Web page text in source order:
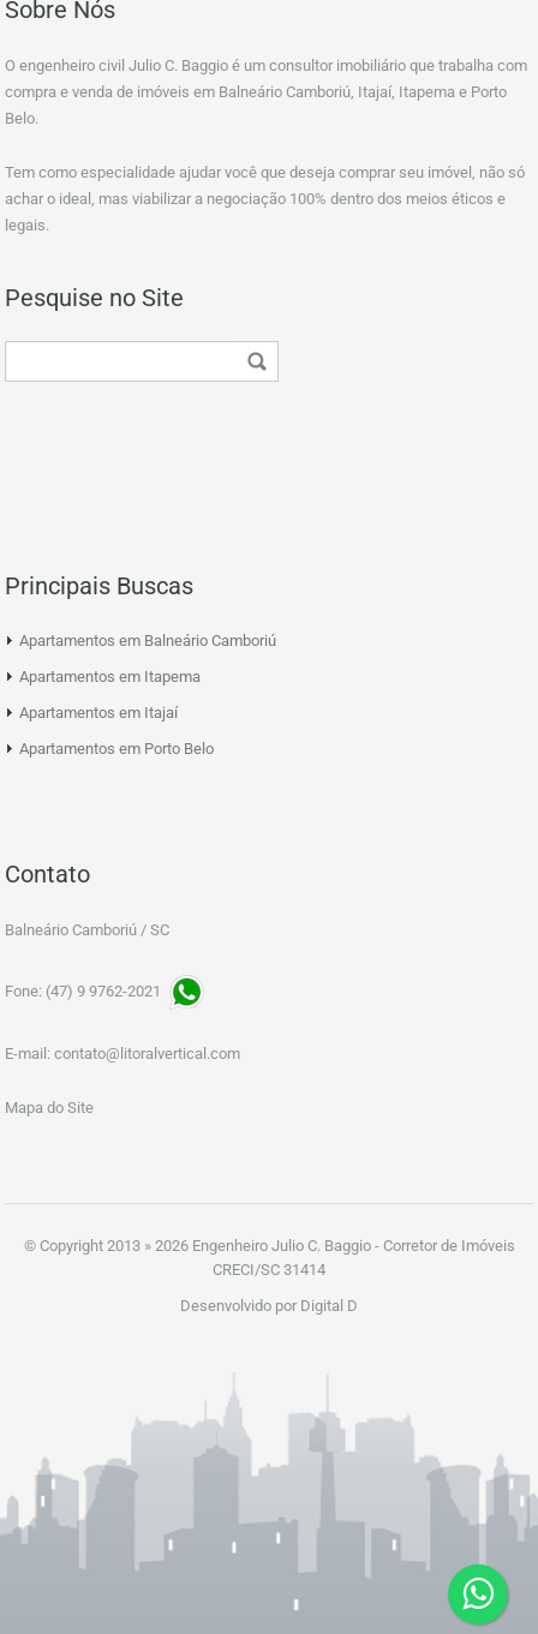
Sobre Nós
O engenheiro civil Julio C. Baggio é um consultor imobiliário que trabalha com
compra e venda de imóveis em Balneário Camboriú, Itajaí, Itapema e Porto
Belo.
Tem como especialidade ajudar você que deseja comprar seu imóvel, não só
achar o ideal, mas viabilizar a negociação 100% dentro dos meios éticos e
legais.
Pesquise no Site
Principais Buscas
Apartamentos em Balneário Camboriú
Apartamentos em Itapema
Apartamentos em Itajaí
Apartamentos em Porto Belo
Contato
Balneário Camboriú / SC
Fone: (47) 9 9762-2021
E-mail: contato@litoralvertical.com
Mapa do Site
© Copyright 2013 » 2026 Engenheiro Julio C. Baggio - Corretor de Imóveis
CRECI/SC 31414
Desenvolvido por Digital D